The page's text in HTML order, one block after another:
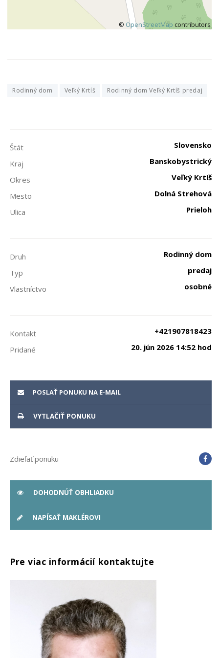
© OpenStreetMap contributors
Rodinný dom Veľký Krtíš Rodinný dom Veľký Krtíš predaj
Štát
Slovensko
Kraj
Banskobystrický
Okres
Veľký Krtíš
Mesto
Dolná Strehová
Ulica
Prieloh
Druh
Rodinný dom
Typ
predaj
Vlastníctvo
osobné
Kontakt
+421907818423
Pridané
20. jún 2026 14:52 hod
POSLAŤ PONUKU NA E-MAIL
VYTLAČIŤ PONUKU
Zdieľať ponuku
DOHODNÚŤ OBHLIADKU
NAPÍSAŤ MAKLÉROVI
Pre viac informácií kontaktujte